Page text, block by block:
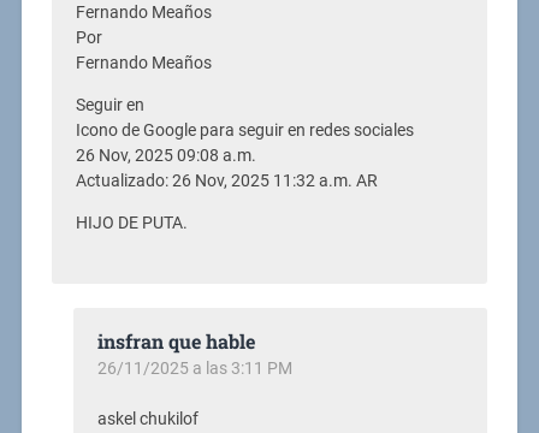
Fernando Meaños
Por
Fernando Meaños
Seguir en
Icono de Google para seguir en redes sociales
26 Nov, 2025 09:08 a.m.
Actualizado: 26 Nov, 2025 11:32 a.m. AR
HIJO DE PUTA.
insfran que hable
26/11/2025 a las 3:11 PM
askel chukilof